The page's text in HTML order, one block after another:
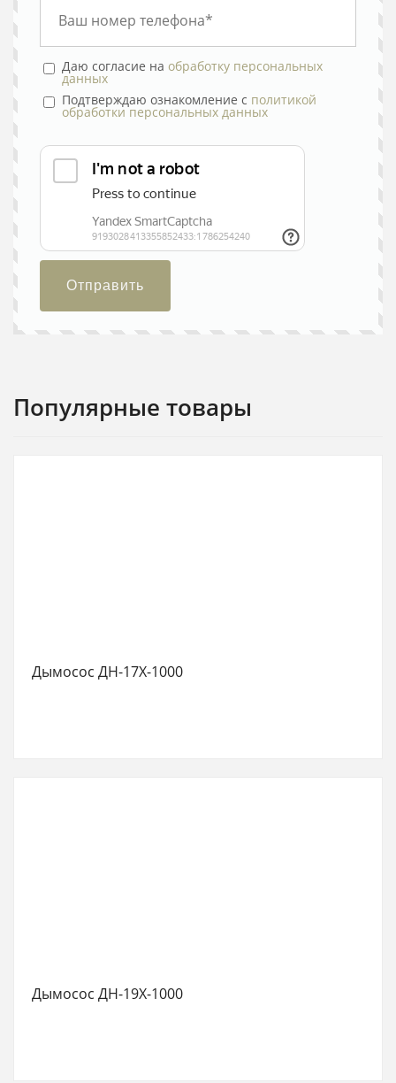
Даю согласие на обработку персональных
данных
Подтверждаю ознакомление с политикой
обработки персональных данных
Отправить
Популярные товары
Дымосос ДН-17Х-1000
Дымосос ДН-19Х-1000